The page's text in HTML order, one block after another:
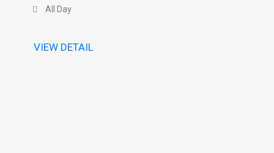
All Day
VIEW DETAIL